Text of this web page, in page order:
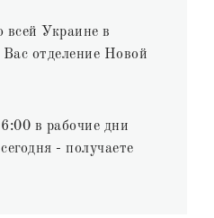
всей Украине в
Вас отделение Новой
в рабочие дни
- получаете